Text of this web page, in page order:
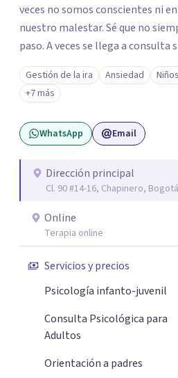
veces no somos conscientes ni
nuestro malestar. Sé que no
paso. A veces se llega a consulta
decir, o sintiendo que algo no
nombrarlo. Mi intención es
sin juicios y a tu propio ritmo,
pueda pensarse y transformarse.
Gestión de la ira Ansiedad
+7 más
WhatsApp Email
Dirección principal
Cl. 90 #14-16, Chapinero,
Online
Terapia online
Servicios y precios
Psicología infanto-juvenil
Consulta Psicológica para
Adultos
Orientación a padres